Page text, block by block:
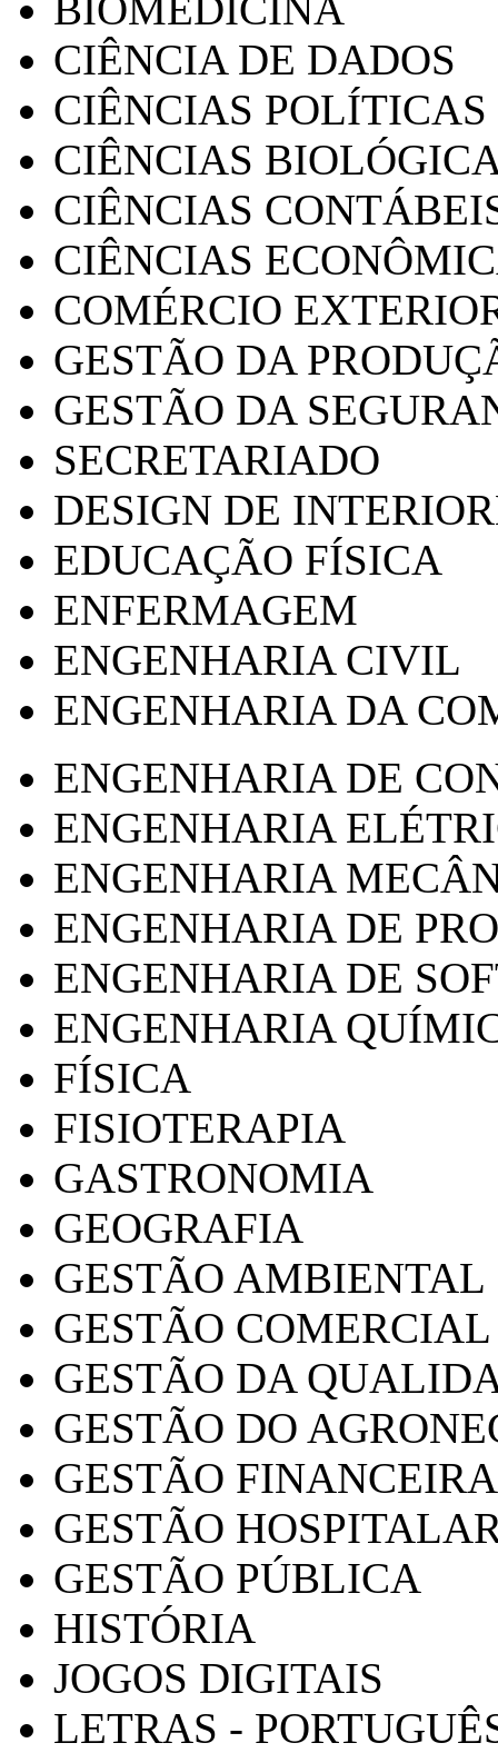
CIÊNCIA DE DADOS
CIÊNCIAS POLÍTICAS
CIÊNCIAS
CIÊNCIAS
CIÊNCIAS
COMÉRCIO
GESTÃO DA
GESTÃO DA
SECRETARIADO
DESIGN DE
EDUCAÇÃO FÍSICA
ENFERMAGEM
ENGENHARIA CIVIL
ENGENHARIA DA
ENGENHARIA DE
ENGENHARIA
ENGENHARIA
ENGENHARIA DE
ENGENHARIA DE
ENGENHARIA
FÍSICA
FISIOTERAPIA
GASTRONOMIA
GEOGRAFIA
GESTÃO AMBIENTAL
GESTÃO COMERCIAL
GESTÃO DA
GESTÃO DO
GESTÃO FINANCEIRA
GESTÃO
GESTÃO PÚBLICA
HISTÓRIA
JOGOS DIGITAIS
LETRAS -